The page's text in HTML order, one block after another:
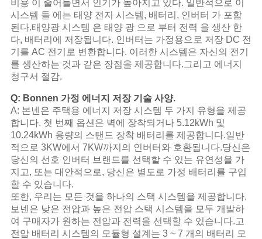
비용 이 줄어들면서 인기가 높아지고 있다. 일반적으로 이
시스템 들 에는 태양 전지 시스템, 배터리, 인버터 가 포함
된다.태양광 시스템 은 태양 광 으로 부터 전력 을 생산 한
다, 배터리에 저장됩니다. 인버터는 가정용으로 저장 DC 전
기를 AC 전기로 변환합니다. 이러한 시스템은 자신의 전기
를 생산하는 것과 같은 장점을 제공합니다.그리고 에너지
청구서 절감.
Q: Bonnen 가정 에너지 저장 기술 사양.
A: 본넨은 주택용 에너지 저장 시스템 두 가지 유형을 제공
합니다. 첫 번째 옵션은 벽에 장착되거나 5.12kWh 및
10.24kWh 용량의 스탠드 장착 배터리를 제공합니다.일반
적으로 3KW에서 7KW까지의 인버터와 호환됩니다.당신은
당신의 선호 인버터 브랜드를 선택할 수 있는 유연성을 가
지고, 또는 대안적으로, 당신은 별도로 가정 배터리를 구입
할 수 있습니다.
또한, 우리는 모든 것을 하나의 스택 시스템을 제공합니다.
보넨은 낮은 전압과 높은 전압 스택 시스템을 모두 개발하
여 구매자가 원하는 전압과 전력을 선택할 수 있습니다.고
전압 배터리 시스템의 모듈형 설계는 3 ~ 7 개의 배터리 모